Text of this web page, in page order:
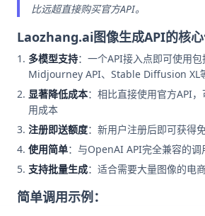
比远超直接购买官方API。
Laozhang.ai图像生成API的核心
多模型支持：一个API接入点即可使用包
Midjourney API、Stable Diffusion XL
显著降低成本：相比直接使用官方API
用成本
注册即送额度：新用户注册后即可获得
使用简单：与OpenAI API完全兼容的
支持批量生成：适合需要大量图像的电
简单调用示例：